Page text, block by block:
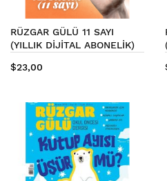
RÜZGAR GÜLÜ 11 SAYI
(YILLIK DİJİTAL ABONELİK)
$23,00